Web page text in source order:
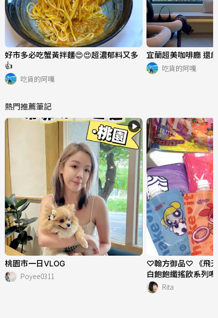
好市多必吃蟹黃拌麵😍😍超濃郁料又多
👍
吃貨的阿嘎
宜蘭超美咖啡廳 還
吃貨的阿嘎
熱門推薦筆記
桃園市一日VLOG
Poyee0311
♡翰方御品♡ 《飛
白飽飽纖搖飲系列
Rita